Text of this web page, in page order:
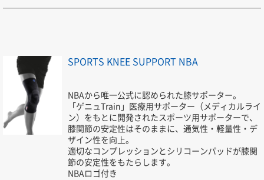
SPORTS KNEE SUPPORT NBA
NBAから唯一公式に認められた膝サポーター。
「ゲニュTrain」医療用サポーター（メディカルライ
ン）をもとに開発されたスポーツ用サポーターで、
膝関節の安定性はそのままに、通気性・軽量性・デ
ザイン性を向上。
適切なコンプレッションとシリコーンパッドが膝関
節の安定性をもたらします。
NBAロゴ付き